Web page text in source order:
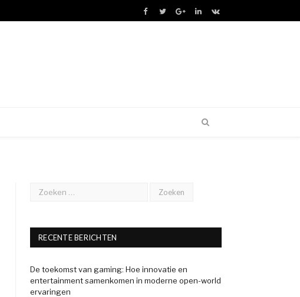
Facebook
TwitterGoogle+LinkedIn
VK
RECENTE BERICHTEN
De toekomst van gaming: Hoe innovatie en
entertainment samenkomen in moderne open-world
ervaringen